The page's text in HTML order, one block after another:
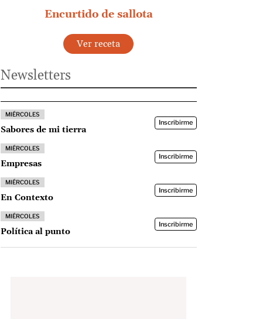
Encurtido de sallota
Ver receta
Newsletters
MIÉRCOLES
Sabores de mi tierra
Inscribirme
MIÉRCOLES
Empresas
Inscribirme
MIÉRCOLES
En Contexto
Inscribirme
MIÉRCOLES
Política al punto
Inscribirme